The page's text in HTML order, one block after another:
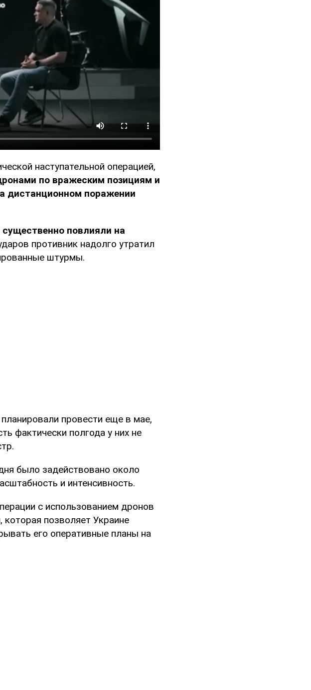
наступательной операцией,
по вражеским позициям и
дистанционном поражении
повлияли на
противник надолго утратил
штурмы.
провести еще в мае,
фактически полгода у них не
было задействовано около
и интенсивность.
с использованием дронов
позволяет Украине
его оперативные планы на